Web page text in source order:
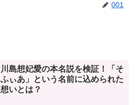
001
川島想妃愛の本名説を検証！「そ
ふぃあ」という名前に込められた
想いとは？